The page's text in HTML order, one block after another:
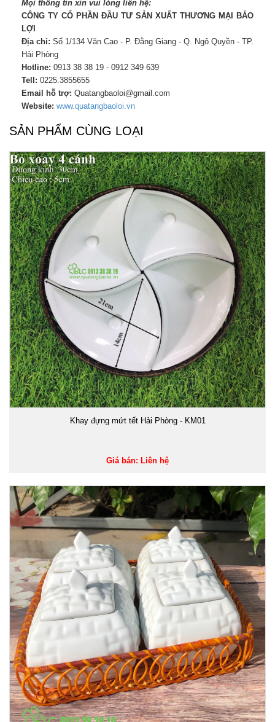
Mọi thông tin xin vui lòng liên hệ:
CÔNG TY CỔ PHẦN ĐẦU TƯ SẢN XUẤT THƯƠNG MẠI BẢO
LỢI
Địa chỉ: Số 1/134 Văn Cao - P. Đằng Giang - Q. Ngô Quyền - TP.
Hải Phòng
Hotline: 0913 38 38 19 - 0912 349 639
Tell: 0225.3855655
Email hỗ trợ: Quatangbaoloi@gmail.com
Website: www.quatangbaoloi.vn
SẢN PHẨM CÙNG LOẠI
Khay đựng mứt tết Hải Phòng - KM01
Giá bán: Liên hệ